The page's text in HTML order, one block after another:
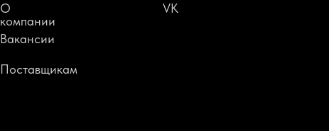
Поставщикам
Вакансии
О
компании
VK